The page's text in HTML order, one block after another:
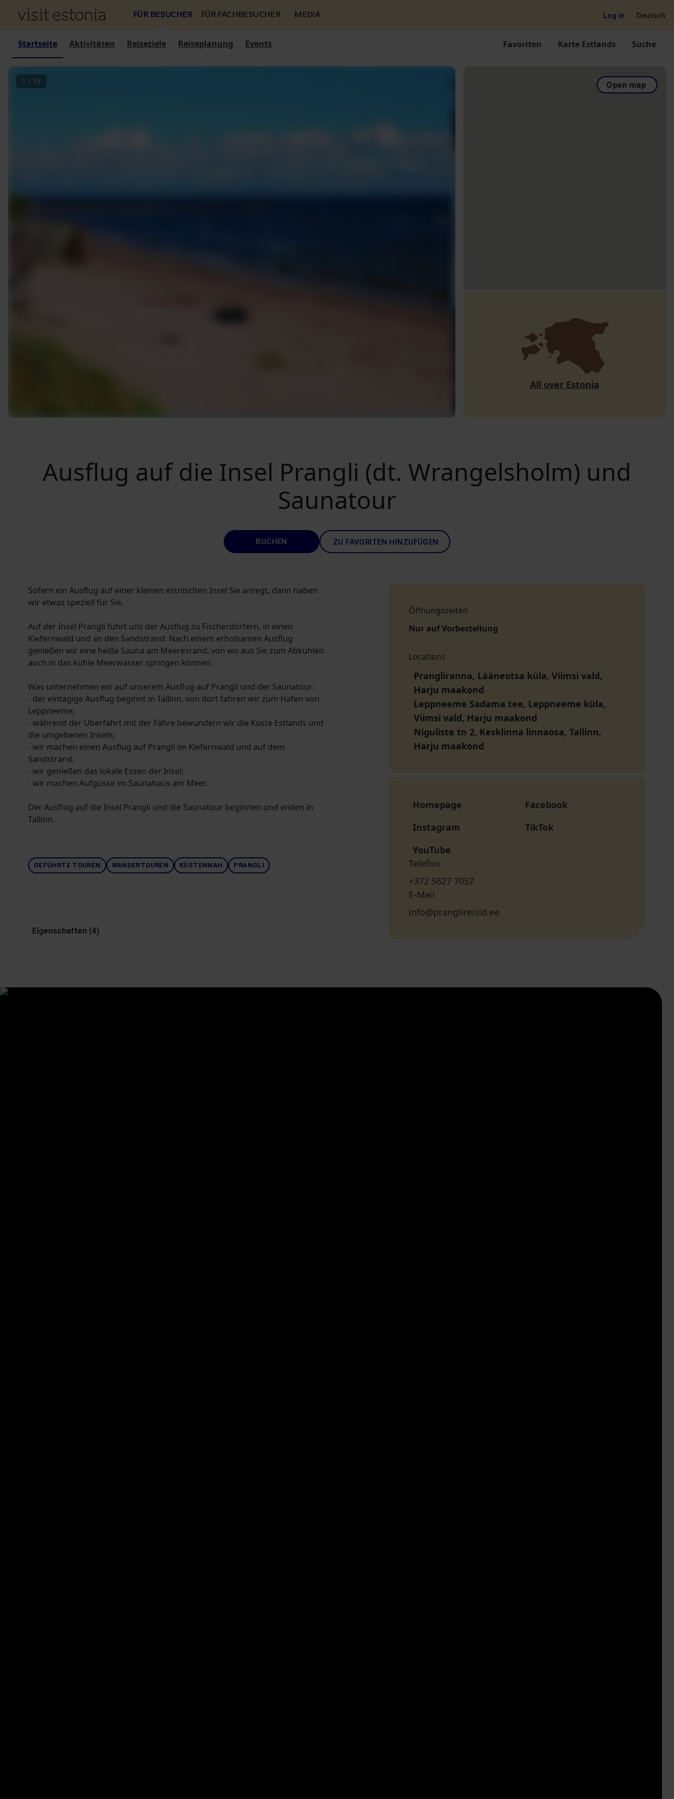
FÜR BESUCHER FÜR FACHBESUCHER MEDIA Log in Deutsch
Startseite Aktivitäten Reiseziele Reiseplanung Events Favoriten Karte Estlands Suche
1 / 15 Open map
All over Estonia
Ausflug auf die Insel Prangli (dt. Wrangelsholm) und
Saunatour
BUCHEN ZU FAVORITEN HINZUFÜGEN
Sofern ein Ausflug auf einer kleinen estnischen Insel Sie anregt, dann haben
wir etwas speziell für Sie.
Auf der Insel Prangli führt uns der Ausflug zu Fischerdörfern, in einen
Kiefernwald und an den Sandstrand. Nach einem erholsamen Ausflug
genießen wir eine heiße Sauna am Meeresrand, von wo aus Sie zum Abkühlen
auch in das kühle Meerwasser springen können.
Was unternehmen wir auf unserem Ausflug auf Prangli und der Saunatour:
- der eintägige Ausflug beginnt in Tallinn, von dort fahren wir zum Hafen von
Leppneeme;
- während der Überfahrt mit der Fähre bewundern wir die Küste Estlands und
die umgebenen Inseln;
- wir machen einen Ausflug auf Prangli im Kiefernwald und auf dem
Sandstrand;
- wir genießen das lokale Essen der Insel;
- wir machen Aufgüsse im Saunahaus am Meer.
Der Ausflug auf die Insel Prangli und die Saunatour beginnen und enden in
Tallinn.
GEFÜHRTE TOUREN WANDERTOUREN KÜSTENNAH PRANGLI
Eigenschaften (4)
Öffnungszeiten
Nur auf Vorbestellung
Locations
Prangliranna, Lääneotsa küla, Viimsi vald,
Harju maakond
Leppneeme Sadama tee, Leppneeme küla,
Viimsi vald, Harju maakond
Niguliste tn 2, Kesklinna linnaosa, Tallinn,
Harju maakond
Homepage
Facebook
Instagram
TikTok
YouTube
Telefon
+372 5627 7057
E-Mail
info@pranglireisid.ee